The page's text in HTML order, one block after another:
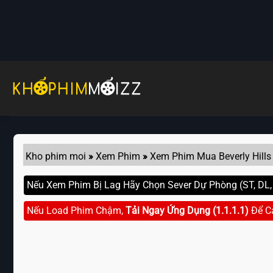
Kho phim moi » Xem Phim » Xem Phim Mua Beverly Hills
Nếu Xem Phim Bị Lag Hãy Chọn Sever Dự Phòng (ST,
Nếu Load Phim Chậm, Tải Ngay Ứng Dụng (1.1.1.1) Để